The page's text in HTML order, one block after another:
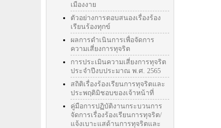
เมืองงาย
ตัวอย่างการตอบสนองเรื่องร้อง
เรียนร้องทุกข์
ผลการดำเนินการเพื่อจัดการ
ความเสี่ยงการทุจริต
การประเมินความเสี่ยงการทุจริต
ประจำปีงบประมาณ พ.ศ. 2565
สถิติเรื่องร้องเรียนการทุจริตและ
ประพฤติมิชอบของเจ้าหน้าที่
คู่มือการปฏิบัติงานกระบวนการ
จัดการเรื่องร้องเรียนการทุจริต/
แจ้งเบาะแสด้านการทุจริตและ